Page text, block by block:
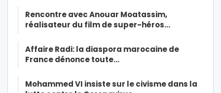
Rencontre avec Anouar Moatassim,
réalisateur du film de super-héros…
Affaire Radi: la diaspora marocaine de
France dénonce toute…
Mohammed VI insiste sur le civisme dans la